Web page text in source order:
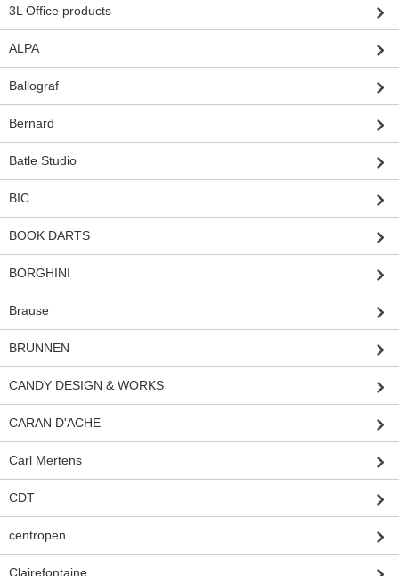
3L Office products
ALPA
Ballograf
Bernard
Batle Studio
BIC
BOOK DARTS
BORGHINI
Brause
BRUNNEN
CANDY DESIGN & WORKS
CARAN D'ACHE
Carl Mertens
CDT
centropen
Clairefontaine